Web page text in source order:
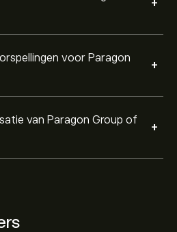
+
voor Paragon
+
van Paragon Group of
+